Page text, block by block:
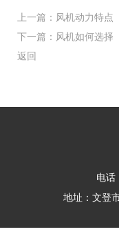
上一篇： 风机动力特点
下一篇： 风机如何选择
返回
电
地址：文登